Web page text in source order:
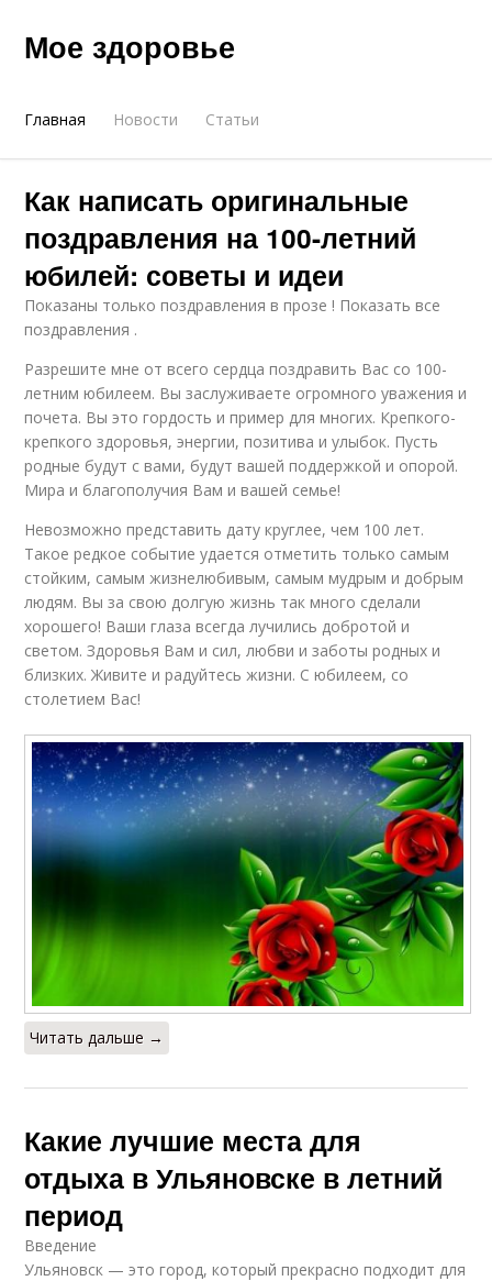
Мое здоровье
Главная Новости Статьи
Как написать оригинальные
поздравления на 100-летний
юбилей: советы и идеи
Показаны только поздравления в прозе ! Показать все
поздравления .
Разрешите мне от всего сердца поздравить Вас со 100-
летним юбилеем. Вы заслуживаете огромного уважения и
почета. Вы это гордость и пример для многих. Крепкого-
крепкого здоровья, энергии, позитива и улыбок. Пусть
родные будут с вами, будут вашей поддержкой и опорой.
Мира и благополучия Вам и вашей семье!
Невозможно представить дату круглее, чем 100 лет.
Такое редкое событие удается отметить только самым
стойким, самым жизнелюбивым, самым мудрым и добрым
людям. Вы за свою долгую жизнь так много сделали
хорошего! Ваши глаза всегда лучились добротой и
светом. Здоровья Вам и сил, любви и заботы родных и
близких. Живите и радуйтесь жизни. С юбилеем, со
столетием Вас!
Читать дальше →
Какие лучшие места для
отдыха в Ульяновске в летний
период
Введение
Ульяновск — это город, который прекрасно подходит для